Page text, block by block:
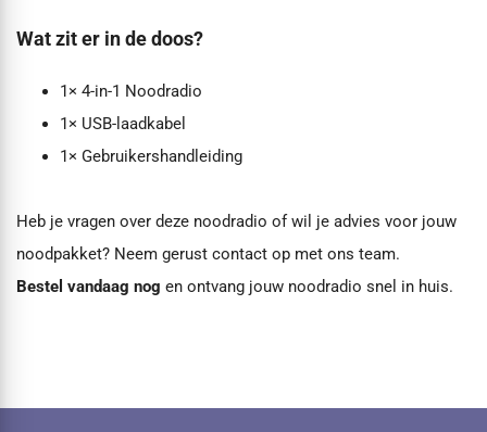
Wat zit er in de doos?
1× 4-in-1 Noodradio
1× USB-laadkabel
1× Gebruikershandleiding
Heb je vragen over deze noodradio of wil je advies voor jouw
noodpakket? Neem gerust contact op met ons team.
Bestel vandaag nog en ontvang jouw noodradio snel in huis.